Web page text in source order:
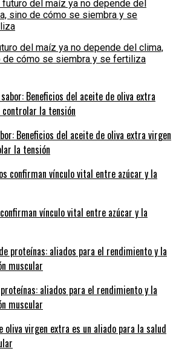
del maíz ya no depende del clima,
de cómo se siembra y se fertiliza
Beneficios del aceite de oliva extra virgen
la tensión
vínculo vital entre azúcar y la
aliados para el rendimiento y la
muscular